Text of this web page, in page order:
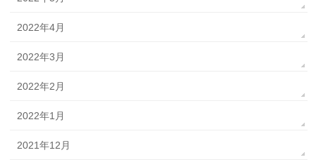
2022年4月
2022年3月
2022年2月
2022年1月
2021年12月